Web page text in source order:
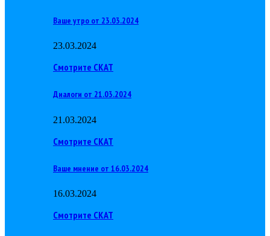
Ваше утро от 23.03.2024
23.03.2024
Смотрите СКАТ
Диалоги от 21.03.2024
21.03.2024
Смотрите СКАТ
Ваше мнение от 16.03.2024
16.03.2024
Смотрите СКАТ